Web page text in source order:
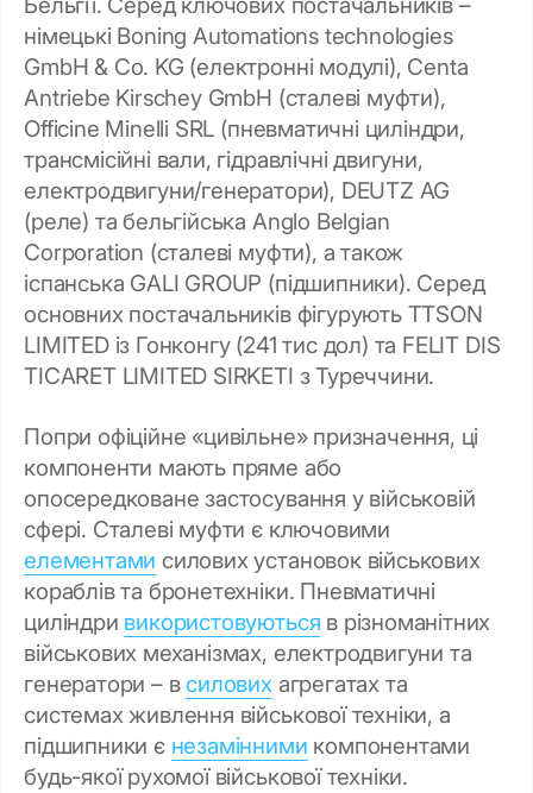
німецькі Boning Automations technologies
GmbH & Co. KG (електронні модулі), Centa
Antriebe Kirschey GmbH (сталеві муфти),
Officine Minelli SRL (пневматичні циліндри,
трансмісійні вали, гідравлічні двигуни,
електродвигуни/генератори), DEUTZ AG
(реле) та бельгійська Anglo Belgian
Corporation (сталеві муфти), а також
іспанська GALI GROUP (підшипники). Серед
основних постачальників фігурують TTSON
LIMITED із Гонконгу (241 тис дол) та FELIT DIS
TICARET LIMITED SIRKETI з Туреччини.
Попри офіційне «цивільне» призначення, ці
компоненти мають пряме або
опосередковане застосування у військовій
сфері. Сталеві муфти є ключовими
елементами силових установок військових
кораблів та бронетехніки. Пневматичні
циліндри використовуються в різноманітних
військових механізмах, електродвигуни та
генератори – всиловихагрегатах та
системах живлення військової техніки, а
підшипники є незамінними компонентами
будь-якої рухомої військової техніки.